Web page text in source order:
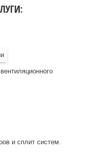
и сплит систем.